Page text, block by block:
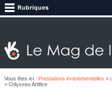
Vous êtes ici : Prestations évènementielles >
> Odysseo Artifice